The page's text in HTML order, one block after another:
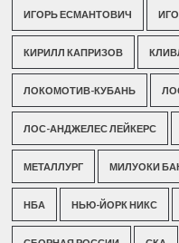
ИГОРЬ ЕСМАНТОВИЧ
КИРИЛЛ КАПРИЗОВ
ЛОКОМОТИВ-КУБАНЬ
ЛОС-АНДЖЕЛЕС ЛЕЙКЕРС
МЕТАЛЛУРГ МИЛУОКИ
НБА НЬЮ-ЙОРК НИКС